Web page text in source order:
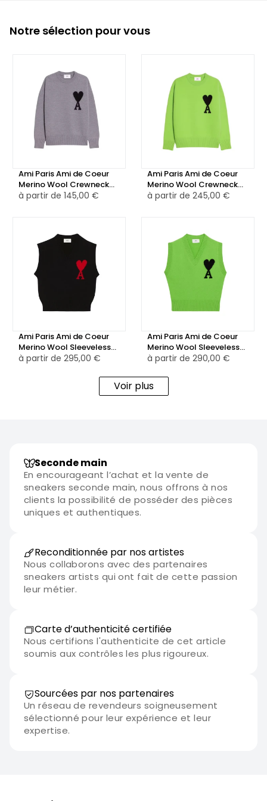
Notre sélection pour vous
Ami Paris Ami de Coeur
Merino Wool Crewneck
Jumper Grey/Black
à partir de 145,00 €
Ami Paris Ami de Coeur
Merino Wool Crewneck
Jumper Green/Black
à partir de 245,00 €
Ami Paris Ami de Coeur
Merino Wool Sleeveless
Sweater Black/Red
à partir de 295,00 €
Ami Paris Ami de Coeur
Merino Wool Sleeveless
Sweater Green/Black
à partir de 290,00 €
Voir plus
Seconde main
En encourageant l’achat et la vente de
sneakers seconde main, nous offrons à nos
clients la possibilité de posséder des pièces
uniques et authentiques.
Reconditionnée par nos artistes
Nous collaborons avec des partenaires
sneakers artists qui ont fait de cette passion
leur métier.
Carte d’authenticité certifiée
Nous certifions l'authenticite de cet article
soumis aux contrôles les plus rigoureux.
Sourcées par nos partenaires
Un réseau de revendeurs soigneusement
sélectionné pour leur expérience et leur
expertise.